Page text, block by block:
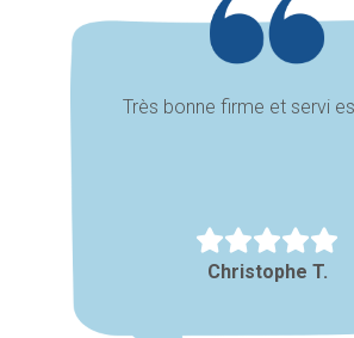
Très bonne firme et servi
Christophe T.